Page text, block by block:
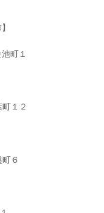
町１
１２
６